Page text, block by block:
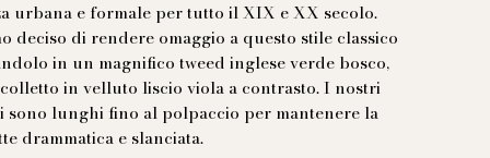
urbana e formale per tutto il XIX e XX secolo.
deciso di rendere omaggio a questo stile classico
in un magnifico tweed inglese verde bosco,
in velluto liscio viola a contrasto. I nostri
sono lunghi fino al polpaccio per mantenere la
drammatica e slanciata.